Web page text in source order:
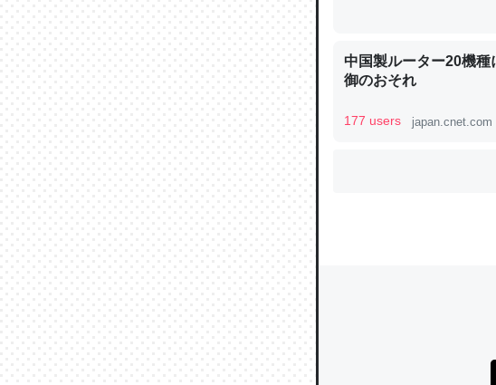
中。あと、Googleマッ
れ見て生きてるなって分
─たまにLINEするくらいだ
た｜tayorini by LIFULL介護
中国製ルーター20機種
御のおそれ
177 users japan.cnet.com